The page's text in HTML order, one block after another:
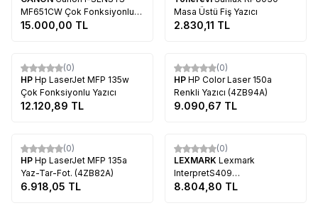
MF651CW Çok Fonksiyonlu
Renkli Yazıcı
15.000,00 TL
Masa Üstü Fiş Yazıcı
2.830,11 TL
(0)
HP Hp LaserJet MFP 135w
Çok Fonksiyonlu Yazıcı
12.120,89 TL
(0)
HP HP Color Laser 150a
Renkli Yazıcı (4ZB94A)
9.090,67 TL
(0)
HP Hp LaserJet MFP 135a
Yaz-Tar-Fot. (4ZB82A)
6.918,05 TL
(0)
LEXMARK Lexmark
InterpretS409
YazıcıFaxTarayıcıFotokopi
8.804,80 TL